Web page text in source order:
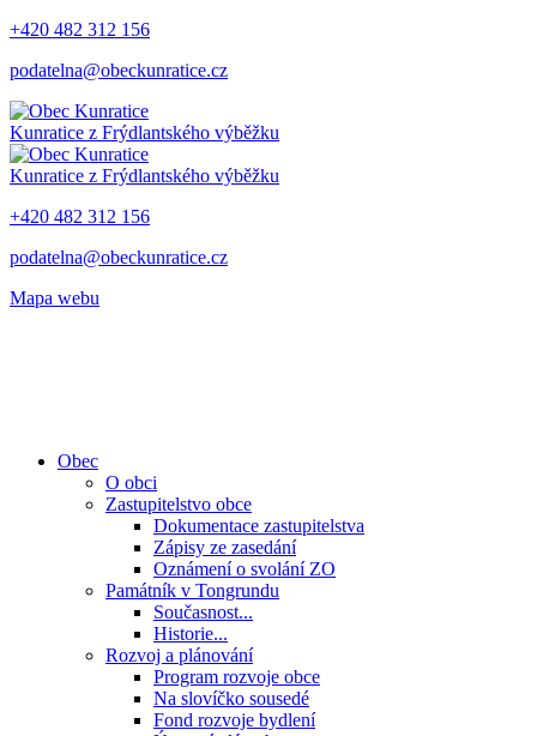
+420 482 312 156
podatelna@obeckunratice.cz
Kunratice z Frýdlantského výběžku
Kunratice z Frýdlantského výběžku
+420 482 312 156
podatelna@obeckunratice.cz
Mapa webu
Obec
O obci
Zastupitelstvo obce
Dokumentace zastupitelstva
Zápisy ze zasedání
Oznámení o svolání ZO
Památník v Tongrundu
Současnost...
Historie...
Rozvoj a plánování
Program rozvoje obce
Na slovíčko sousedé
Fond rozvoje bydlení